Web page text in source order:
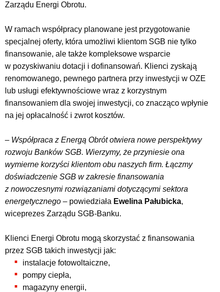
Zarządu Energi Obrotu.
W ramach współpracy planowane jest przygotowanie
specjalnej oferty, która umożliwi klientom SGB nie tylko
finansowanie, ale także kompleksowe wsparcie
w pozyskiwaniu dotacji i dofinansowań. Klienci zyskają
renomowanego, pewnego partnera przy inwestycji w OZE
lub usługi efektywnościowe wraz z korzystnym
finansowaniem dla swojej inwestycji, co znacząco wpłynie
na jej opłacalność i zwrot kosztów.
– Współpraca z Energą Obrót otwiera nowe perspektywy
rozwoju Banków SGB. Wierzymy, że przyniesie ona
wymierne korzyści klientom obu naszych firm. Łączmy
doświadczenie SGB w zakresie finansowania
z nowoczesnymi rozwiązaniami dotyczącymi sektora
energetycznego – powiedziała Ewelina Pałubicka,
wiceprezes Zarządu SGB-Banku.
Klienci Energi Obrotu mogą skorzystać z finansowania
przez SGB takich inwestycji jak:
instalacje fotowoltaiczne,
pompy ciepła,
magazyny energii,